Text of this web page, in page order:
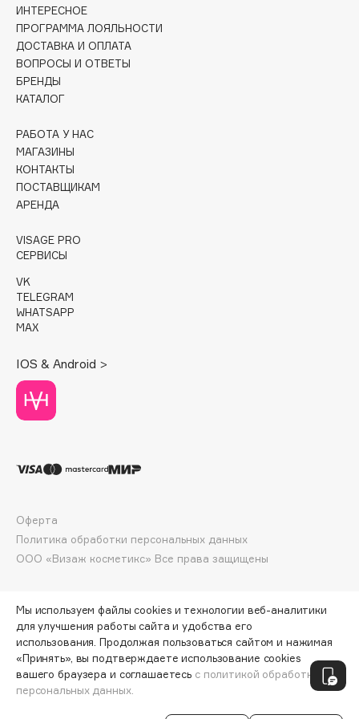
Collagenina
Consly
Corimo
CosRX
Cottolina
Cunzite
Curaprox
d'Alba
DABO
DARLING*
Darphin
Deonica
Dessange
Dior
DP Daily Perfection
Dr. Vranjes Firenze
Dr.Jart+
DSD de Luxe
Dyson
ПО ЗОЛОТОЙ КАРТЕ:720 ₽
ДОБАВИТЬ В КОРЗИНУ 800 ₽
ИНТЕРЕСНОЕ
ПРОГРАММА ЛОЯЛЬНОСТИ
ДОСТАВКА И ОПЛАТА
ВОПРОСЫ И ОТВЕТЫ
БРЕНДЫ
КАТАЛОГ
РАБОТА У НАС
МАГАЗИНЫ
КОНТАКТЫ
ПОСТАВЩИКАМ
АРЕНДА
VISAGE PRO
СЕРВИСЫ
VK
TELEGRAM
WHATSAPP
MAX
IOS & Android >
ООО «Визаж косметикс» Все права защищены
Оферта
Политика обработки персональных данных
Мы используем файлы cookies и технологии веб-аналитики
для улучшения работы сайта и удобства его
использования. Продолжая пользоваться сайтом и нажимая
«Принять», вы подтверждаете использование cookies
вашего браузера и соглашаетесь с политикой обработки
персональных данных.